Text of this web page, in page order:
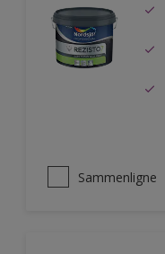
Sammenligne